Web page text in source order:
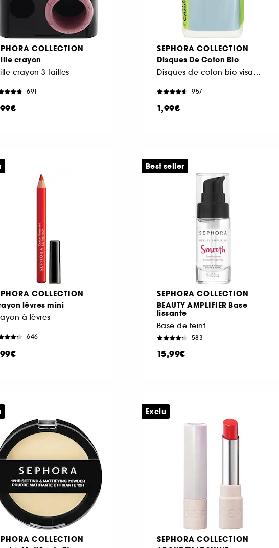
COLLECTION
crayon
crayon 3 tailles
691
SEPHORA COLLECTION
Disques De Coton Bio
Disques de coton bio visage, yeux et cou
957
1,99€
COLLECTION
lèvres mini
à lèvres
646
SEPHORA COLLECTION
BEAUTY AMPLIFIER Base
lissante
Base de teint
583
15,99€
Best seller
COLLECTION
SEPHORA COLLECTION
Exclu